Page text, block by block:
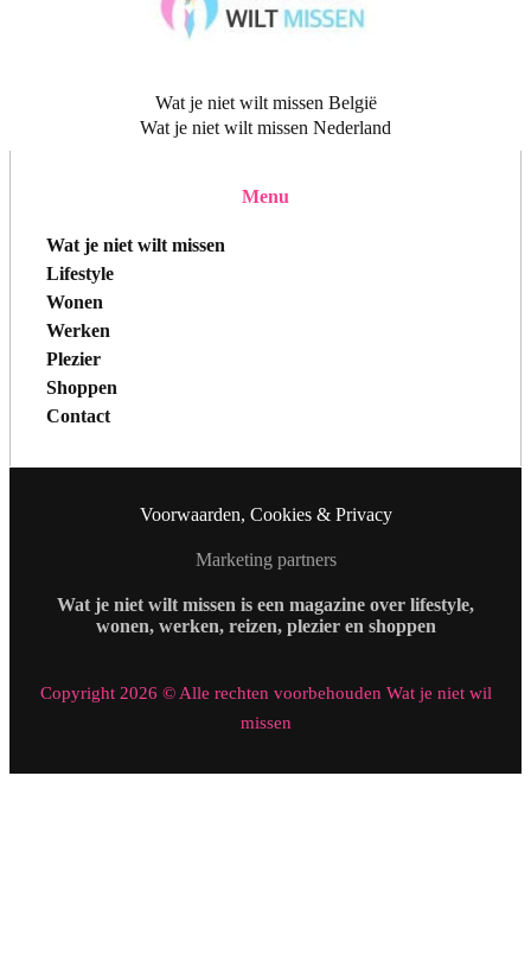
Wat je niet wilt missen België
Wat je niet wilt missen Nederland
Menu
Wat je niet wilt missen
Lifestyle
Wonen
Werken
Plezier
Shoppen
Contact
Voorwaarden, Cookies & Privacy
Marketing partners
Wat je niet wilt missen is een magazine over lifestyle,
wonen, werken, reizen, plezier en shoppen
Copyright 2026 © Alle rechten voorbehouden Wat je niet wil
missen